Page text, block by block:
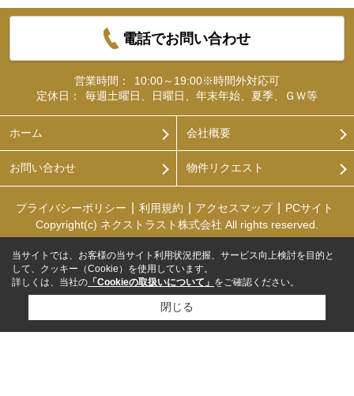
電話でお問い合わせ
営業時間：
10:00～19:00※時間外対応可
定休日：
毎週土曜日、日曜日、年末年始、夏季、ＧＷ等
ホーム 会社概要
お問い合わせ 物件リクエスト
プライバシーポリシー 利用規約 アクセスマップ
PCサイト
Copyright(c) ネクストラスト株式会社 All rights reserved.
当サイトでは、お客様の当サイト利用状況把握、サービス向上検討を目的と
して、クッキー（Cookie）を使用しています。
詳しくは、当社の 「Cookieの取扱いについて」 をご確認ください。
閉じる